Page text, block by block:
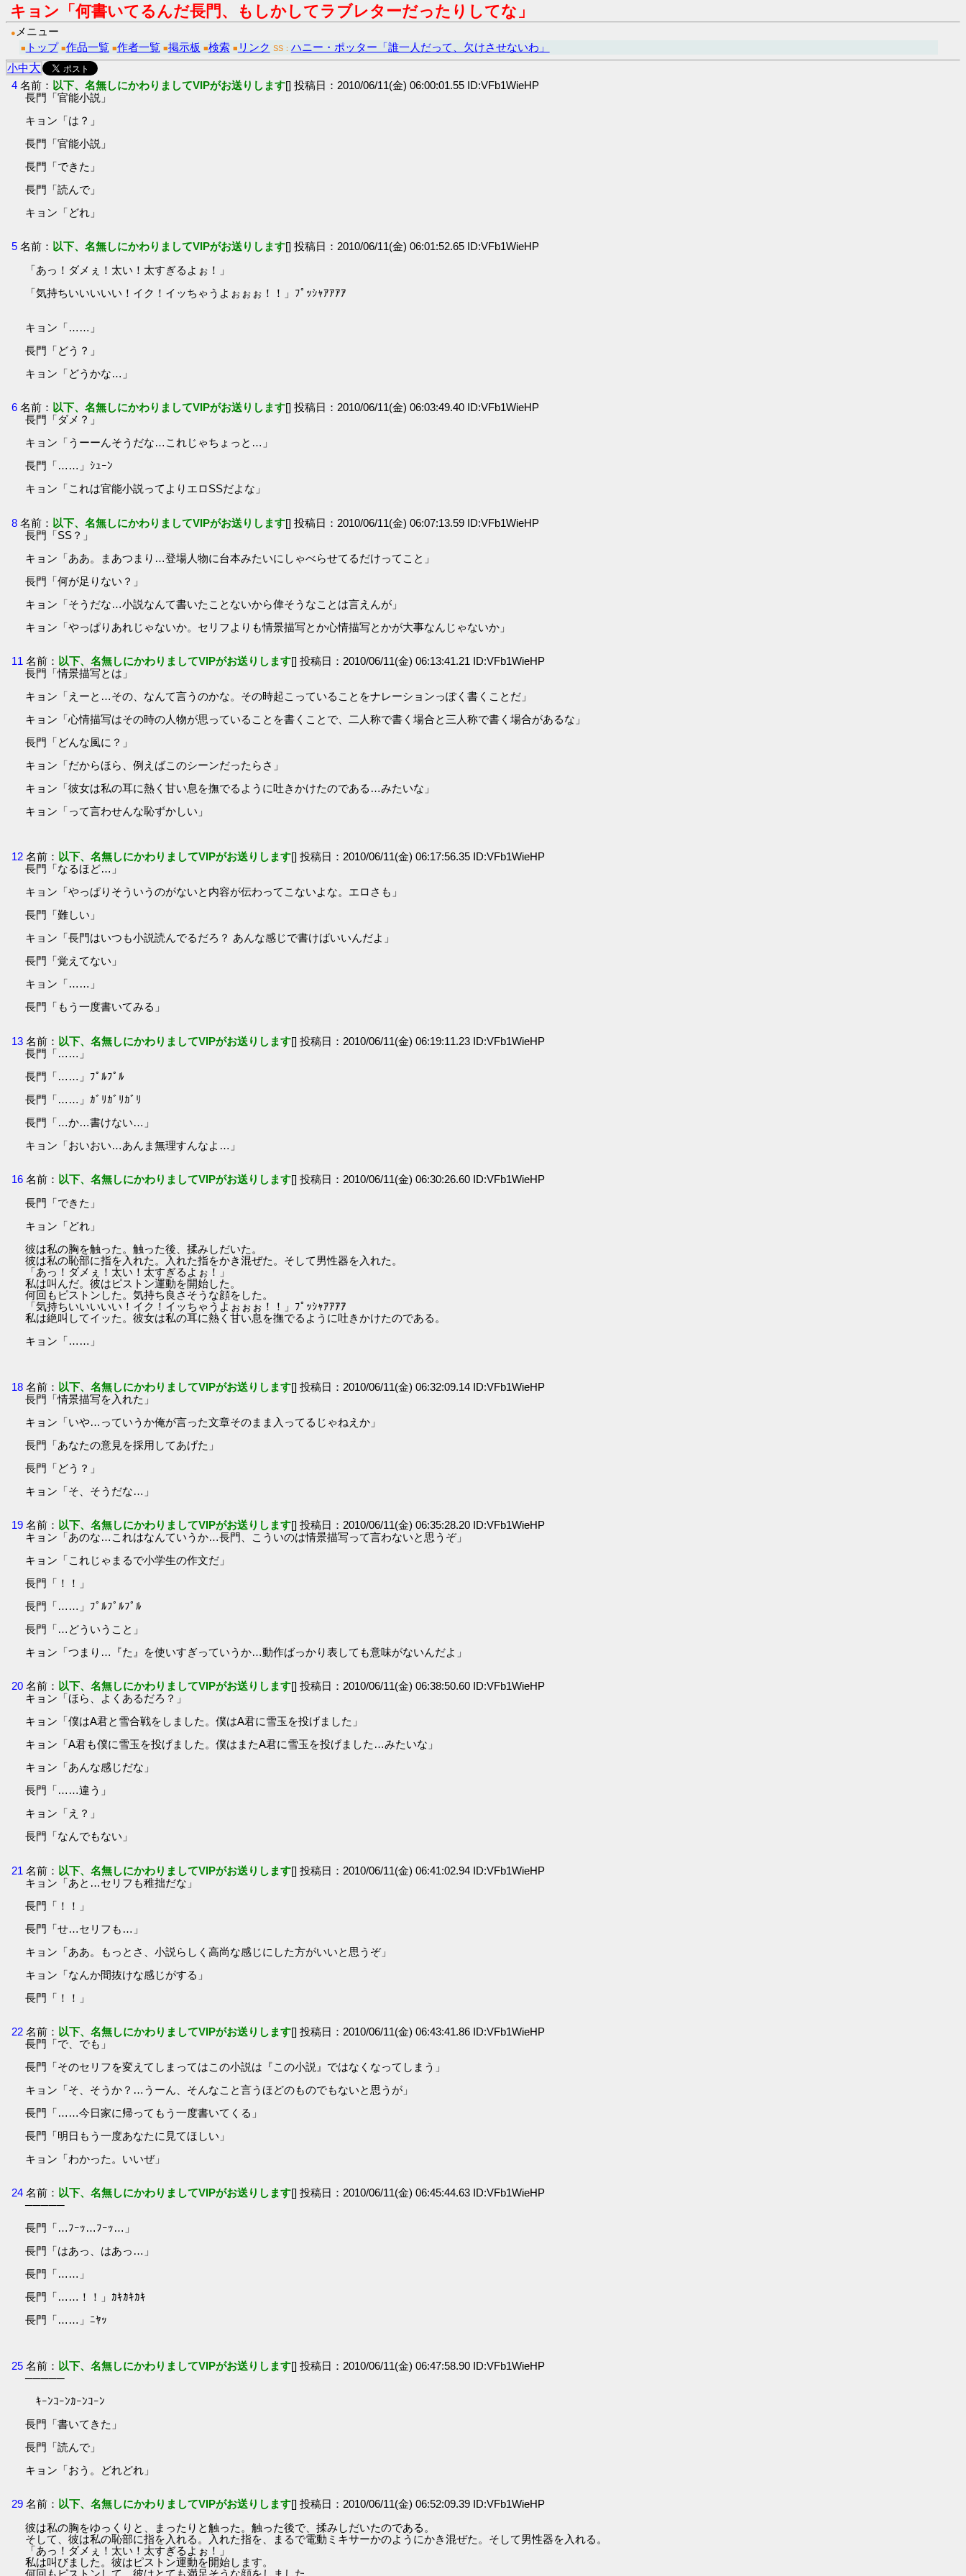
キョン「何書いてるんだ長門、もしかしてラブレターだったりしてな」
● メニュー
■ トップ ■作品一覧 ■作者一覧 ■掲示板 ■検索 ■ リンク SS： ハニー・ポッター「誰一人だって、欠けさせないわ」
小中大
4 名前： 以下、名無しにかわりましてVIPがお送りします[] 投稿日：2010/06/11(金) 06:00:01.55 ID:VFb1WieHP
長門「官能小説」
キョン「は？」
長門「官能小説」
長門「できた」
長門「読んで」
キョン「どれ」
5 名前： 以下、名無しにかわりましてVIPがお送りします[] 投稿日：2010/06/11(金) 06:01:52.65 ID:VFb1WieHP
「あっ！ダメぇ！太い！太すぎるよぉ！」
「気持ちいいいいい！イク！イッちゃうよぉぉぉ！！」ﾌﾟｯｼｬｱｱｱｱ
キョン「……」
長門「どう？」
キョン「どうかな…」
6 名前： 以下、名無しにかわりましてVIPがお送りします[] 投稿日：2010/06/11(金) 06:03:49.40 ID:VFb1WieHP
長門「ダメ？」
キョン「うーーんそうだな…これじゃちょっと…」
長門「……」ｼｭｰﾝ
キョン「これは官能小説ってよりエロSSだよな」
8 名前： 以下、名無しにかわりましてVIPがお送りします[] 投稿日：2010/06/11(金) 06:07:13.59 ID:VFb1WieHP
長門「SS？」
キョン「ああ。まあつまり…登場人物に台本みたいにしゃべらせてるだけってこと」
長門「何が足りない？」
キョン「そうだな…小説なんて書いたことないから偉そうなことは言えんが」
キョン「やっぱりあれじゃないか。セリフよりも情景描写とか心情描写とかが大事なんじゃないか」
11 名前： 以下、名無しにかわりましてVIPがお送りします[] 投稿日：2010/06/11(金) 06:13:41.21 ID:VFb1WieHP
長門「情景描写とは」
キョン「えーと…その、なんて言うのかな。その時起こっていることをナレーションっぽく書くことだ」
キョン「心情描写はその時の人物が思っていることを書くことで、二人称で書く場合と三人称で書く場合があるな」
長門「どんな風に？」
キョン「だからほら、例えばこのシーンだったらさ」
キョン「彼女は私の耳に熱く甘い息を撫でるように吐きかけたのである…みたいな」
キョン「って言わせんな恥ずかしい」
12 名前： 以下、名無しにかわりましてVIPがお送りします[] 投稿日：2010/06/11(金) 06:17:56.35 ID:VFb1WieHP
長門「なるほど…」
キョン「やっぱりそういうのがないと内容が伝わってこないよな。エロさも」
長門「難しい」
キョン「長門はいつも小説読んでるだろ？ あんな感じで書けばいいんだよ」
長門「覚えてない」
キョン「……」
長門「もう一度書いてみる」
13 名前： 以下、名無しにかわりましてVIPがお送りします[] 投稿日：2010/06/11(金) 06:19:11.23 ID:VFb1WieHP
長門「……」
長門「……」ﾌﾟﾙﾌﾟﾙ
長門「……」ｶﾞﾘｶﾞﾘｶﾞﾘ
長門「…か…書けない…」
キョン「おいおい…あんま無理すんなよ…」
16 名前： 以下、名無しにかわりましてVIPがお送りします[] 投稿日：2010/06/11(金) 06:30:26.60 ID:VFb1WieHP
長門「できた」
キョン「どれ」
彼は私の胸を触った。触った後、揉みしだいた。
彼は私の恥部に指を入れた。入れた指をかき混ぜた。そして男性器を入れた。
「あっ！ダメぇ！太い！太すぎるよぉ！」
私は叫んだ。彼はピストン運動を開始した。
何回もピストンした。気持ち良さそうな顔をした。
「気持ちいいいいい！イク！イッちゃうよぉぉぉ！！」ﾌﾟｯｼｬｱｱｱｱ
私は絶叫してイッた。彼女は私の耳に熱く甘い息を撫でるように吐きかけたのである。
キョン「……」
18 名前： 以下、名無しにかわりましてVIPがお送りします[] 投稿日：2010/06/11(金) 06:32:09.14 ID:VFb1WieHP
長門「情景描写を入れた」
キョン「いや…っていうか俺が言った文章そのまま入ってるじゃねえか」
長門「あなたの意見を採用してあげた」
長門「どう？」
キョン「そ、そうだな…」
19 名前： 以下、名無しにかわりましてVIPがお送りします[] 投稿日：2010/06/11(金) 06:35:28.20 ID:VFb1WieHP
キョン「あのな…これはなんていうか…長門、こういのは情景描写って言わないと思うぞ」
キョン「これじゃまるで小学生の作文だ」
長門「！！」
長門「……」ﾌﾟﾙﾌﾟﾙﾌﾟﾙ
長門「…どういうこと」
キョン「つまり…『た』を使いすぎっていうか…動作ばっかり表しても意味がないんだよ」
20 名前： 以下、名無しにかわりましてVIPがお送りします[] 投稿日：2010/06/11(金) 06:38:50.60 ID:VFb1WieHP
キョン「ほら、よくあるだろ？」
キョン「僕はA君と雪合戦をしました。僕はA君に雪玉を投げました」
キョン「A君も僕に雪玉を投げました。僕はまたA君に雪玉を投げました…みたいな」
キョン「あんな感じだな」
長門「……違う」
キョン「え？」
長門「なんでもない」
21 名前： 以下、名無しにかわりましてVIPがお送りします[] 投稿日：2010/06/11(金) 06:41:02.94 ID:VFb1WieHP
キョン「あと…セリフも稚拙だな」
長門「！！」
長門「せ…セリフも…」
キョン「ああ。もっとさ、小説らしく高尚な感じにした方がいいと思うぞ」
キョン「なんか間抜けな感じがする」
長門「！！」
22 名前： 以下、名無しにかわりましてVIPがお送りします[] 投稿日：2010/06/11(金) 06:43:41.86 ID:VFb1WieHP
長門「で、でも」
長門「そのセリフを変えてしまってはこの小説は『この小説』ではなくなってしまう」
キョン「そ、そうか？…うーん、そんなこと言うほどのものでもないと思うが」
長門「……今日家に帰ってもう一度書いてくる」
長門「明日もう一度あなたに見てほしい」
キョン「わかった。いいぜ」
24 名前： 以下、名無しにかわりましてVIPがお送りします[] 投稿日：2010/06/11(金) 06:45:44.63 ID:VFb1WieHP
─────
長門「…ﾌｰｯ…ﾌｰｯ…」
長門「はあっ、はあっ…」
長門「……」
長門「……！！」ｶｷｶｷｶｷ
長門「……」ﾆﾔｯ
25 名前： 以下、名無しにかわりましてVIPがお送りします[] 投稿日：2010/06/11(金) 06:47:58.90 ID:VFb1WieHP
─────
ｷｰﾝｺｰﾝｶｰﾝｺｰﾝ
長門「書いてきた」
長門「読んで」
キョン「おう。どれどれ」
29 名前： 以下、名無しにかわりましてVIPがお送りします[] 投稿日：2010/06/11(金) 06:52:09.39 ID:VFb1WieHP
彼は私の胸をゆっくりと、まったりと触った。触った後で、揉みしだいたのである。
そして、彼は私の恥部に指を入れる。入れた指を、まるで電動ミキサーかのようにかき混ぜた。そして男性器を入れる。
「あっ！ダメぇ！太い！太すぎるよぉ！」
私は叫びました。彼はピストン運動を開始します。
何回もピストンして、彼はとても満足そうな顔をしました。